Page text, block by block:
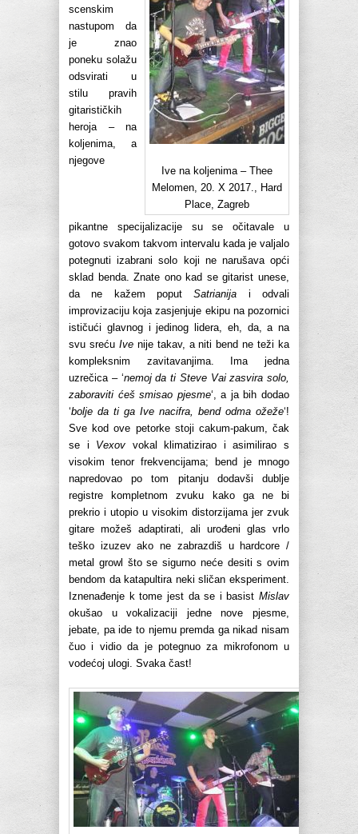
Ive na koljenima – Thee
Melomen, 20. X 2017., Hard
Place, Zagreb
scenskim
nastupom da
je znao
poneku solažu
odsvirati u
stilu pravih
gitarističkih
heroja – na
koljenima, a
njegove
pikantne specijalizacije su se očitavale u
gotovo svakom takvom intervalu kada je valjalo
potegnuti izabrani solo koji ne narušava opći
sklad benda. Znate ono kad se gitarist unese,
da ne kažem poputSatrianija i odvali
improvizaciju koja zasjenjuje ekipu na pozornici
ističući glavnog i jedinog lidera, eh, da, a na
svu sreću Ivenije takav, a niti bend ne teži ka
kompleksnim zavitavanjima. Ima jedna
uzrečica – ‘nemoj da ti Steve Vai zasvira solo,
zaboraviti ćeš smisao pjesme‘, a ja bih dodao
‘bolje da ti ga Ive nacifra, bend odma ožeže‘!
Sve kod ove petorke stoji cakum-pakum, čak
se i Vexov vokal klimatizirao i asimilirao s
visokim tenor frekvencijama; bend je mnogo
napredovao po tom pitanju dodavši dublje
registre kompletnom zvuku kako ga ne bi
prekrio i utopio u visokim distorzijama jer zvuk
gitare možeš adaptirati, ali urođeni glas vrlo
teško izuzev ako ne zabrazdiš u hardcore /
metal growl što se sigurno neće desiti s ovim
bendom da katapultira neki sličan eksperiment.
Iznenađenje k tome jest da se i basist Mislav
okušao u vokalizaciji jedne nove pjesme,
jebate, pa ide to njemu premda ga nikad nisam
čuo i vidio da je potegnuo za mikrofonom u
vodećoj ulogi. Svaka čast!